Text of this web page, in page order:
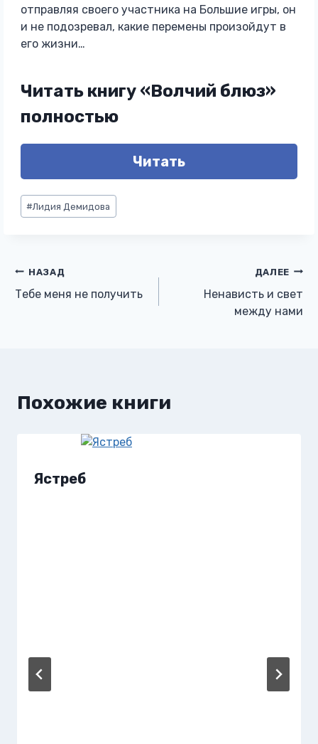
отправляя своего участника на Большие игры, он
и не подозревал, какие перемены произойдут в
его жизни…
Читать книгу «Волчий блюз»
полностью
Читать
Метки
записи:
#Лидия Демидова
Навигация
по
НАЗАД
Тебе меня не получить
ДАЛЕЕ
Ненависть и свет
между нами
Похожие книги
Ястреб